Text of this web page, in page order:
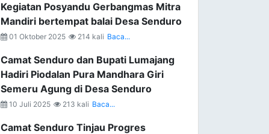
Kegiatan Posyandu Gerbangmas Mitra
Mandiri bertempat balai Desa Senduro
01 Oktober 2025 214 kali Baca...
Camat Senduro dan Bupati Lumajang
Hadiri Piodalan Pura Mandhara Giri
Semeru Agung di Desa Senduro
10 Juli 2025 213 kali Baca...
Camat Senduro Tinjau Progres